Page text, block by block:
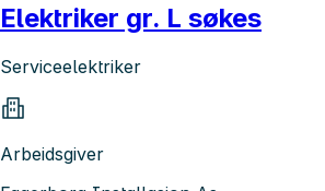
Elektriker gr. L søkes
Serviceelektriker
Arbeidsgiver